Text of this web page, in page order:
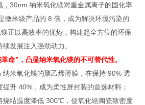
30nm 纳米氧化镁对重金属离子的固化率
微米级产品的 8 倍，成为解决环境污染的
正以高效率的优势，构建起全方位的环保
发展注入强劲动力。
命”，凸显纳米氧化镁的不可替代性。
纳米氧化镁的聚乙烯薄膜，在保持 90% 透
升 40%，成为柔性屏封装的首选材料；
烧结温度降低 300℃，使氧化锆陶瓷致密度